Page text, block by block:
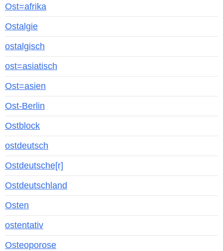
Ost=afrika
Ostalgie
ostalgisch
ost=asiatisch
Ost=asien
Ost-Berlin
Ostblock
ostdeutsch
Ostdeutsche[r]
Ostdeutschland
Osten
ostentativ
Osteoporose